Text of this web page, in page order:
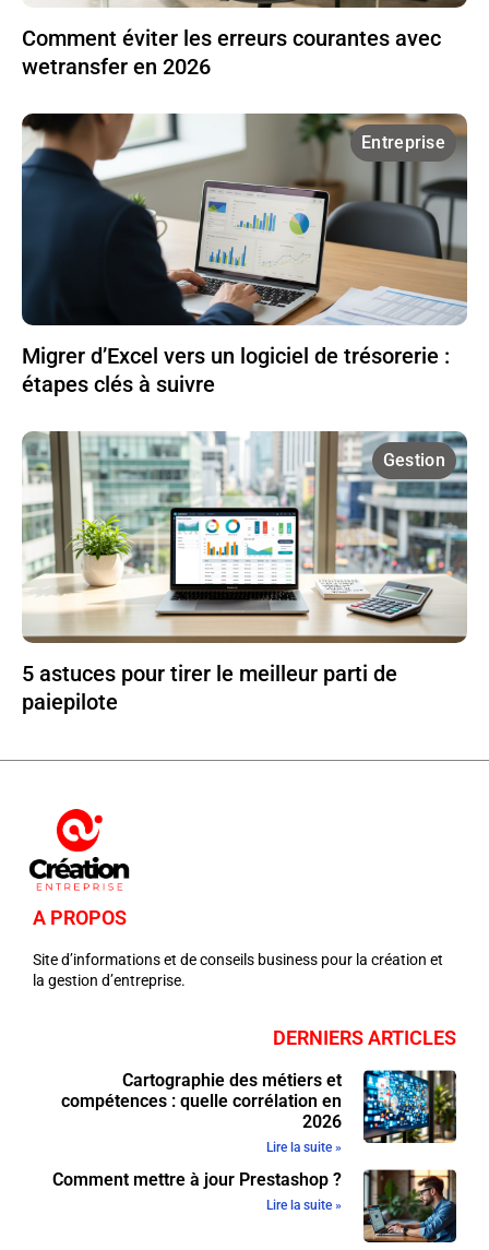
Comment éviter les erreurs courantes avec
wetransfer en 2026
Entreprise
Migrer d’Excel vers un logiciel de trésorerie :
étapes clés à suivre
Gestion
5 astuces pour tirer le meilleur parti de
paiepilote
A PROPOS
Site d’informations et de conseils business pour la création et
la gestion d’entreprise.
DERNIERS ARTICLES
Cartographie des métiers et
compétences : quelle corrélation en
2026
Lire la suite »
Comment mettre à jour Prestashop ?
Lire la suite »